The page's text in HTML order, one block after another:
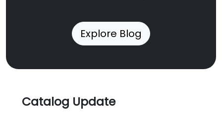
Explore Blog
Catalog Update